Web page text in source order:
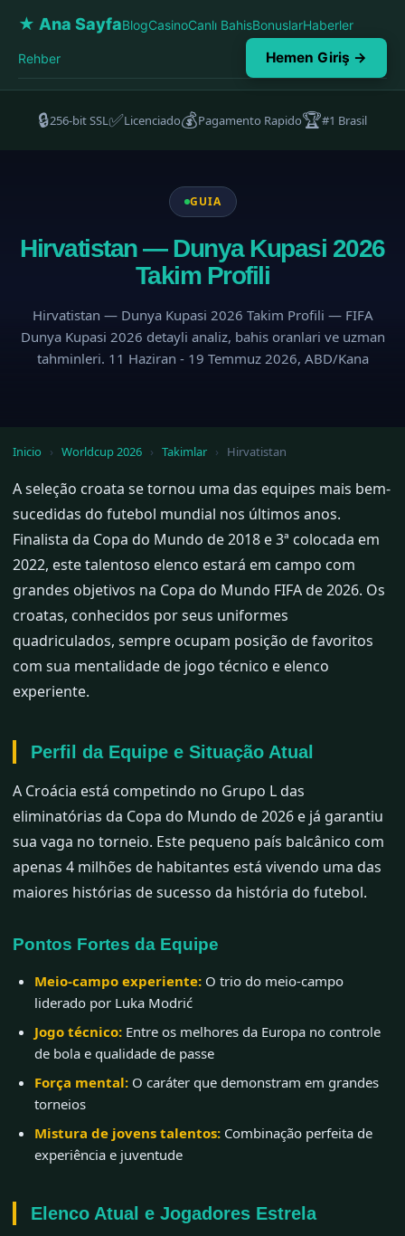
★ Ana SayfaBlogCasinoCanlı BahisBonuslarHaberler
Rehber Hemen Giriş →
🔒256-bit SSL✅Licenciado💰Pagamento Rapido🏆#1 Brasil
GUIA
Hirvatistan — Dunya Kupasi 2026
Takim Profili
Hirvatistan — Dunya Kupasi 2026 Takim Profili — FIFA
Dunya Kupasi 2026 detayli analiz, bahis oranlari ve uzman
tahminleri. 11 Haziran - 19 Temmuz 2026, ABD/Kana
Inicio › Worldcup 2026 › Takimlar › Hirvatistan
A seleção croata se tornou uma das equipes mais bem-
sucedidas do futebol mundial nos últimos anos.
Finalista da Copa do Mundo de 2018 e 3ª colocada em
2022, este talentoso elenco estará em campo com
grandes objetivos na Copa do Mundo FIFA de 2026. Os
croatas, conhecidos por seus uniformes
quadriculados, sempre ocupam posição de favoritos
com sua mentalidade de jogo técnico e elenco
experiente.
Perfil da Equipe e Situação Atual
A Croácia está competindo no Grupo L das
eliminatórias da Copa do Mundo de 2026 e já garantiu
sua vaga no torneio. Este pequeno país balcânico com
apenas 4 milhões de habitantes está vivendo uma das
maiores histórias de sucesso da história do futebol.
Pontos Fortes da Equipe
Meio-campo experiente: O trio do meio-campo
liderado por Luka Modrić
Jogo técnico: Entre os melhores da Europa no controle
de bola e qualidade de passe
Força mental: O caráter que demonstram em grandes
torneios
Mistura de jovens talentos: Combinação perfeita de
experiência e juventude
Elenco Atual e Jogadores Estrela